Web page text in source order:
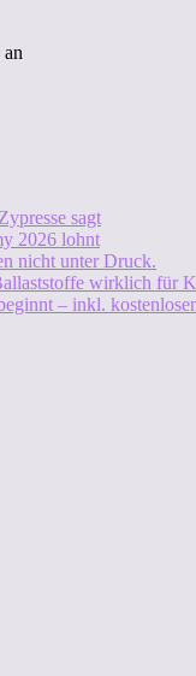
sagt
2026 lohnt
nicht unter Druck.
wirklich
– inkl.